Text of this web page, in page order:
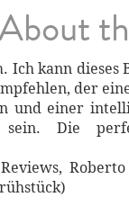
Ich kann
der
und einer
sein. Die